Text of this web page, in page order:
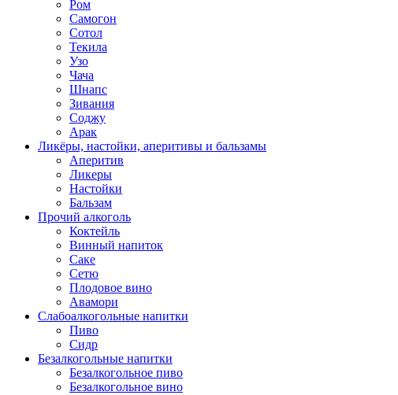
Ром
Самогон
Сотол
Текила
Узо
Чача
Шнапс
Зивания
Соджу
Арак
Ликёры, настойки, аперитивы и бальзамы
Аперитив
Ликеры
Настойки
Бальзам
Прочий алкоголь
Коктейль
Винный напиток
Саке
Сетю
Плодовое вино
Авамори
Слабоалкогольные напитки
Пиво
Сидр
Безалкогольные напитки
Безалкогольное пиво
Безалкогольное вино